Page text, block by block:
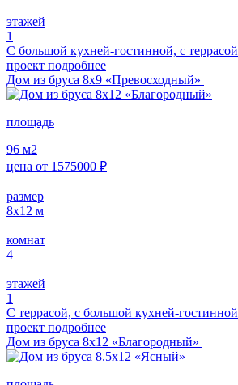
этажей
1
С большой кухней-гостинной, с террасой
проект подробнее
Дом из бруса 8х9 «Превосходный»
площадь
96 м2
цена от 1575000 ₽
размер
8x12 м
комнат
4
этажей
1
С террасой, с большой кухней-гостинной
проект подробнее
Дом из бруса 8х12 «Благородный»